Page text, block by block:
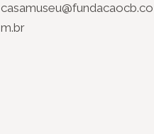
casamuseu@fundacaocb.co
m.br